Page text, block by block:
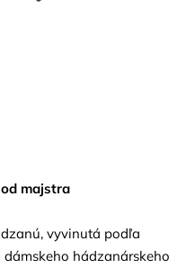
majstra
vyvinutá podľa
hádzanárskeho